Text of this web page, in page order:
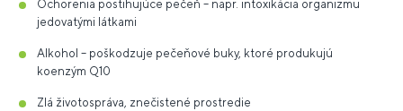
Ochorenia postihujúce pečeň – napr. intoxikácia organizmu
jedovatými látkami
Alkohol – poškodzuje pečeňové buky, ktoré produkujú
koenzým Q10
Zlá životospráva, znečistené prostredie